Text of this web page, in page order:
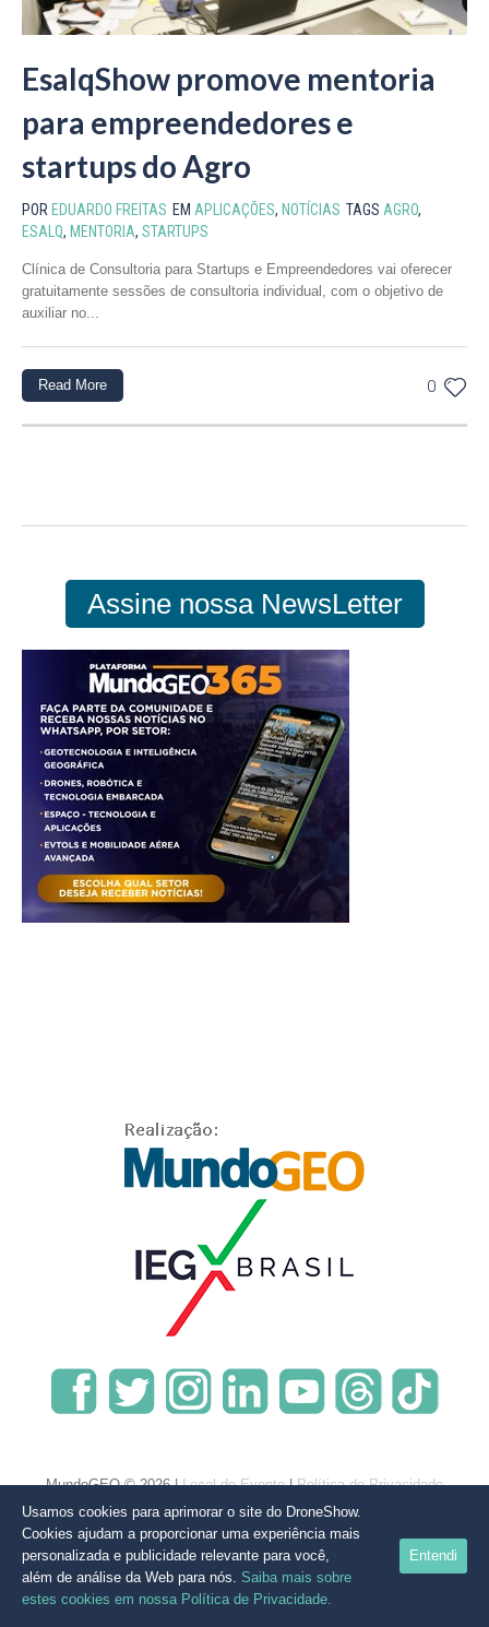
EsalqShow promove mentoria
para empreendedores e
startups do Agro
POR EDUARDO FREITAS EM APLICAÇÕES, NOTÍCIAS TAGS AGRO,
ESALQ, MENTORIA, STARTUPS
Clínica de Consultoria para Startups e Empreendedores vai oferecer
gratuitamente sessões de consultoria individual, com o objetivo de
auxiliar no...
0
Read More
Assine nossa NewsLetter
MundoGEO © 2026 |Local do Evento|Política de Privacidade
Usamos cookies para aprimorar o site do DroneShow.
Cookies ajudam a proporcionar uma experiência mais
personalizada e publicidade relevante para você,
além de análise da Web para nós. Saiba mais sobre
estes cookies em nossa Política de Privacidade.
Entendi